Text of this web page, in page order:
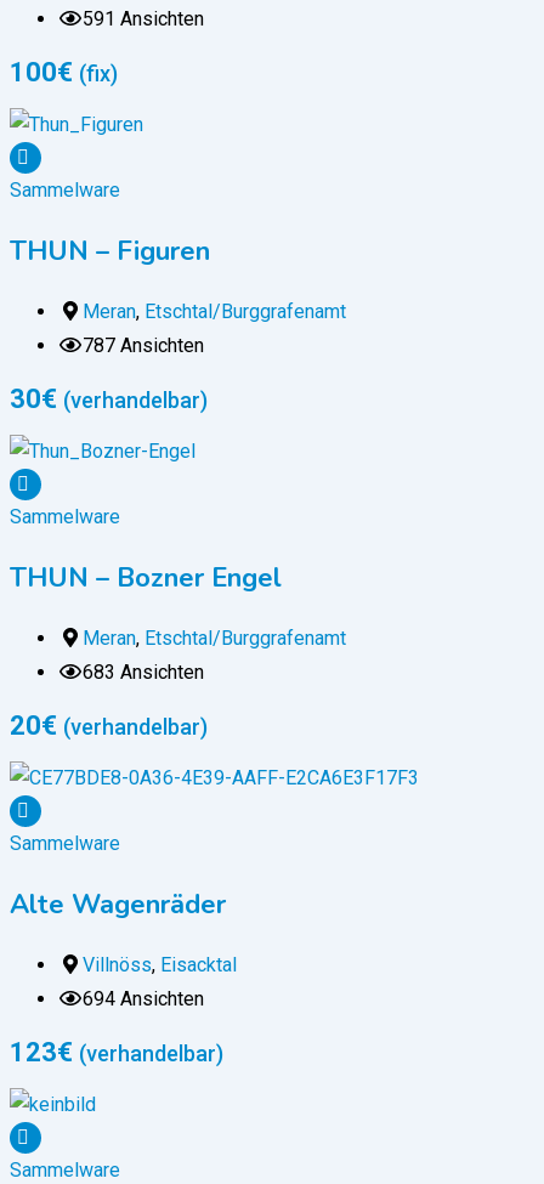
591 Ansichten
100€ (fix)
Sammelware
THUN – Figuren
Meran, Etschtal/Burggrafenamt
787 Ansichten
30€ (verhandelbar)
Sammelware
THUN – Bozner Engel
Meran, Etschtal/Burggrafenamt
683 Ansichten
20€ (verhandelbar)
Sammelware
Alte Wagenräder
Villnöss, Eisacktal
694 Ansichten
123€ (verhandelbar)
Sammelware